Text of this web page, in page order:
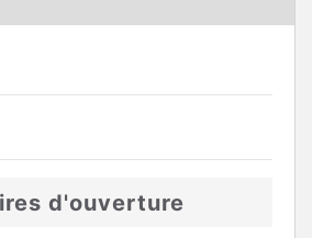
d'ouverture